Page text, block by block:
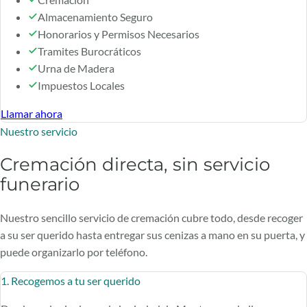
Almacenamiento Seguro
Honorarios y Permisos Necesarios
Tramites Burocráticos
Urna de Madera
Impuestos Locales
Llamar ahora
Nuestro servicio
Cremación directa, sin servicio
funerario
Nuestro sencillo servicio de cremación cubre todo, desde recoger
a su ser querido hasta entregar sus cenizas a mano en su puerta, y
puede organizarlo por teléfono.
1. Recogemos a tu ser querido